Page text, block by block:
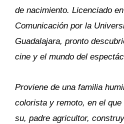
de nacimiento. Licenciado
Comunicación por la
Guadalajara, pronto
cine y el mundo del
Proviene de una familia
colorista y remoto, en el
su, padre agricultor,